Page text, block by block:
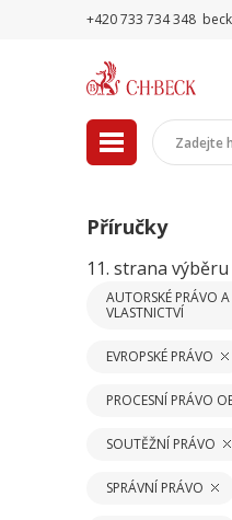
+420 733 734 348
Příručky
11. strana výběru
AUTORSKÉ PRÁVO
VLASTNICTVÍ
EVROPSKÉ PRÁVO
PROCESNÍ PRÁVO
SOUTĚŽNÍ PRÁVO
SPRÁVNÍ PRÁVO